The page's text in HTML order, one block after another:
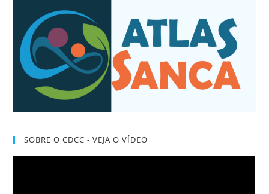
SOBRE O CDCC - VEJA O VÍDEO